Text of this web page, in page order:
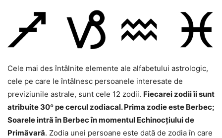
Cele mai des întâlnite elemente ale alfabetului astrologic,
cele pe care le întâlnesc persoanele interesate de
previziunile astrale, sunt cele 12 zodii. Fiecarei zodii îi sunt
atribuite 30º pe cercul zodiacal. Prima zodie este Berbec;
Soarele intră în Berbec în momentul Echinocțiului de
Primăvară. Zodia unei persoane este dată de zodia în care